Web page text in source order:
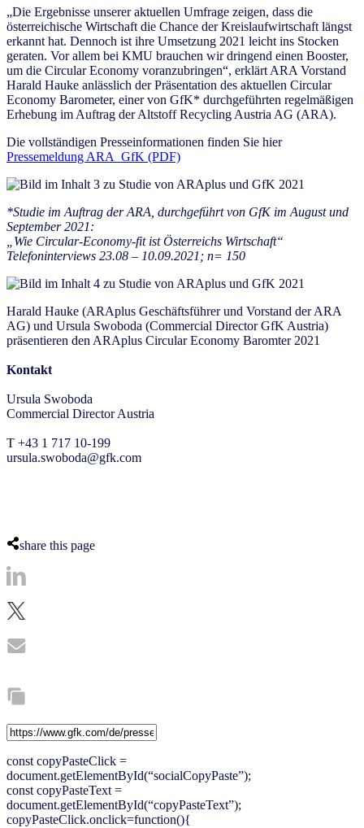
„Die Ergebnisse unserer aktuellen Umfrage zeigen, dass die
österreichische Wirtschaft die Chance der Kreislaufwirtschaft längst
erkannt hat. Dennoch ist ihre Umsetzung 2021 leicht ins Stocken
geraten. Vor allem bei KMU brauchen wir dringend einen Booster,
um die Circular Economy voranzubringen“, erklärt ARA Vorstand
Harald Hauke anlässlich der Präsentation des aktuellen Circular
Economy Barometer, einer von GfK* durchgeführten regelmäßigen
Erhebung im Auftrag der Altstoff Recycling Austria AG (ARA).
Die vollständigen Presseinformationen finden Sie hier
Pressemeldung ARA_GfK (PDF)
*Studie im Auftrag der ARA, durchgeführt von GfK im August und
September 2021:
„Wie Circular-Economy-fit ist Österreichs Wirtschaft“
Telefoninterviews 23.08 – 10.09.2021; n= 150
Harald Hauke (ARAplus Geschäftsführer und Vorstand der ARA
AG) und Ursula Swoboda (Commercial Director GfK Austria)
präsentieren den ARAplus Circular Economy Baromter 2021
Kontakt
Ursula Swoboda
Commercial Director Austria
T +43 1 717 10-199
ursula.swoboda@gfk.com
share this page
const copyPasteClick =
document.getElementById(“socialCopyPaste”);
const copyPasteText =
document.getElementById(“copyPasteText”);
copyPasteClick.onclick=function(){